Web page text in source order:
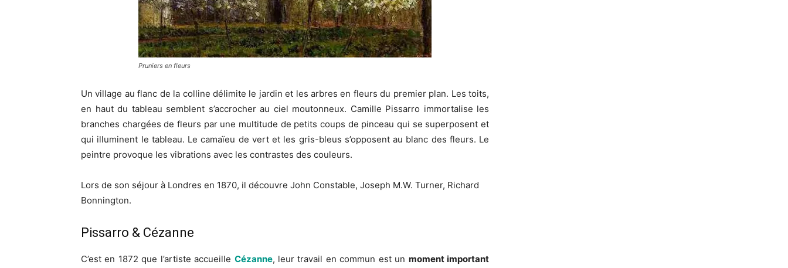
Pruniers en fleurs
Un village au flanc de la colline délimite le jardin et les arbres en fleurs du premier plan. Les toits,
en haut du tableau semblent s’accrocher au ciel moutonneux. Camille Pissarro immortalise les
branches chargées de fleurs par une multitude de petits coups de pinceau qui se superposent et
qui illuminent le tableau. Le camaïeu de vert et les gris-bleus s’opposent au blanc des fleurs. Le
peintre provoque les vibrations avec les contrastes des couleurs.
Lors de son séjour à Londres en 1870, il découvre John Constable, Joseph M.W. Turner, Richard
Bonnington.
Pissarro & Cézanne
C’est en 1872 que l’artiste accueille Cézanne, leur travail en commun est un moment important